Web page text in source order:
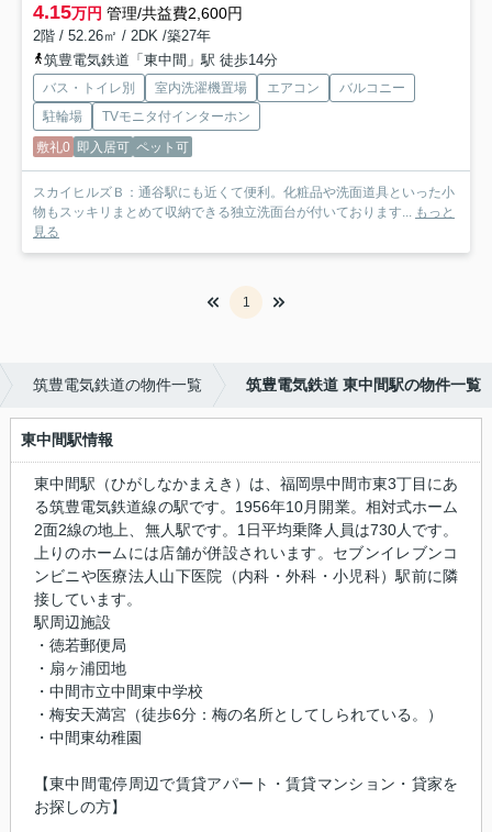
4.15万円 管理/共益費2,600円
2階 / 52.26㎡ / 2DK /築27年
筑豊電気鉄道「東中間」駅 徒歩14分
バス・トイレ別 室内洗濯機置場 エアコン
バルコニー
駐輪場
TVモニタ付インターホン
敷礼0 即入居可 ペット可
スカイヒルズＢ：通谷駅にも近くて便利。化粧品や洗面道具といった小
物もスッキリまとめて収納できる独立洗面台が付いております... もっと
見る
1
筑豊電気鉄道の物件一覧 筑豊電気鉄道 東中間駅の物件一覧
東中間駅情報
東中間駅（ひがしなかまえき）は、福岡県中間市東3丁目にあ
る筑豊電気鉄道線の駅です。1956年10月開業。相対式ホーム
2面2線の地上、無人駅です。1日平均乗降人員は730人です。
上りのホームには店舗が併設されいます。セブンイレブンコ
ンビニや医療法人山下医院（内科・外科・小児科）駅前に隣
接しています。
駅周辺施設
・徳若郵便局
・扇ヶ浦団地
・中間市立中間東中学校
・梅安天満宮（徒歩6分：梅の名所としてしられている。）
・中間東幼稚園
【東中間電停周辺で賃貸アパート・賃貸マンション・貸家を
お探しの方】